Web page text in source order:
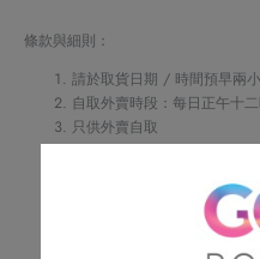
場
條款與細則：
請於取貨日期 / 時間預早兩
自取外賣時段：每日正午十
只供外賣自取
如閣下對任何食物產生敏感
訂單詳情及取貨時間將會透
請務必檢查所填資料，以確